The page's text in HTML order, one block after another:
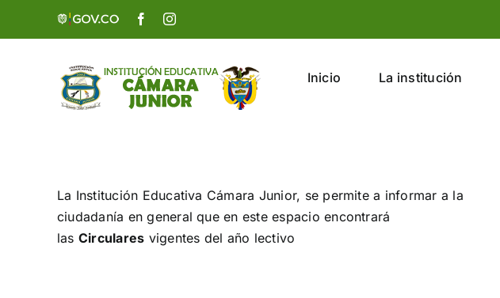
Govco FacebookInstagram
Inicio La institución
La Institución Educativa Cámara Junior, se permite a informar a la
ciudadanía en general que en este espacio encontrará
las Circulares vigentes del año lectivo